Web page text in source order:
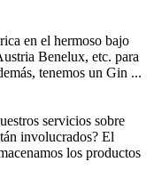
en el hermoso bajo
Benelux, etc. para
tenemos un Gin ...
servicios sobre
involucrados? El
los productos